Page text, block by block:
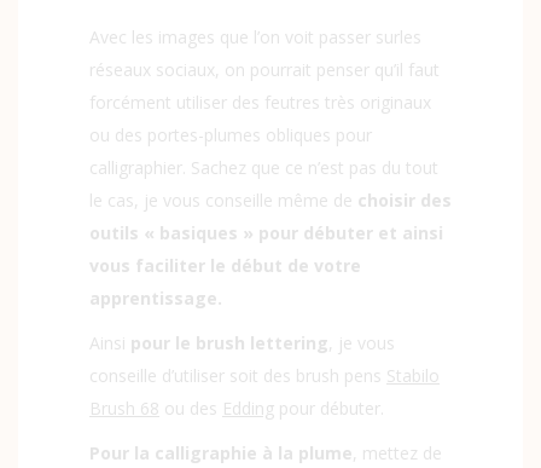
Avec les images que l’on voit passer surles
réseaux sociaux, on pourrait penser qu’il faut
forcément utiliser des feutres très originaux
ou des portes-plumes obliques pour
calligraphier. Sachez que ce n’est pas du tout
le cas, je vous conseille même de choisir des
outils « basiques » pour débuter et ainsi
vous faciliter le début de votre
apprentissage.
Ainsi pour le brush lettering, je vous
conseille d’utiliser soit des brush pens Stabilo
Brush 68 ou des Edding pour débuter.
Pour la calligraphie à la plume, mettez de